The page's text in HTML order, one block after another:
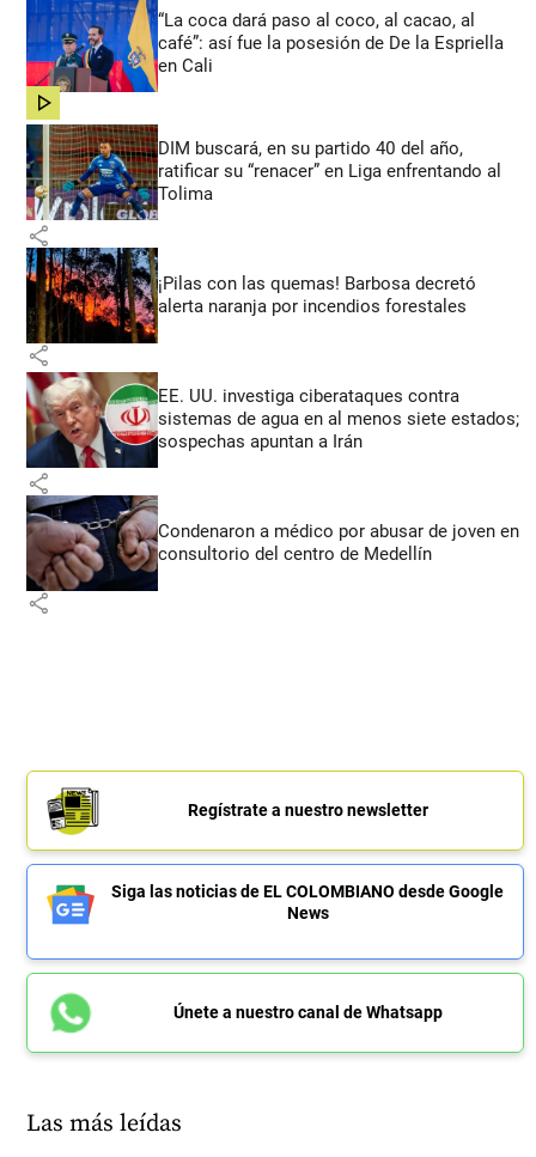
“La coca dará paso al coco, al cacao, al
café”: así fue la posesión de De la Espriella
en Cali
share
DIM buscará, en su partido 40 del año,
ratificar su “renacer” en Liga enfrentando al
Tolima
share
¡Pilas con las quemas! Barbosa decretó
alerta naranja por incendios forestales
share
EE. UU. investiga ciberataques contra
sistemas de agua en al menos siete estados;
sospechas apuntan a Irán
share
Condenaron a médico por abusar de joven en
consultorio del centro de Medellín
share
Regístrate a nuestro newsletter
Siga las noticias de EL COLOMBIANO desde Google
News
Únete a nuestro canal de Whatsapp
Las más leídas